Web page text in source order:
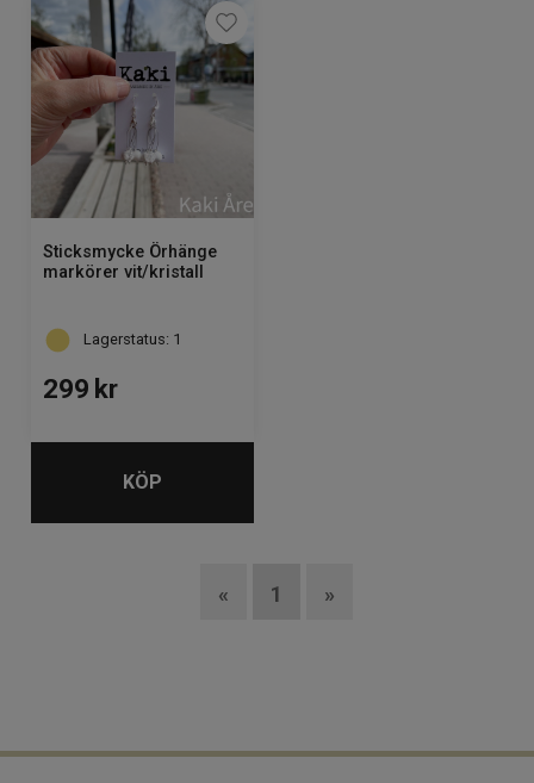
Sticksmycke Örhänge
markörer vit/kristall
Lagerstatus: 1
299 kr
KÖP
« 1 »